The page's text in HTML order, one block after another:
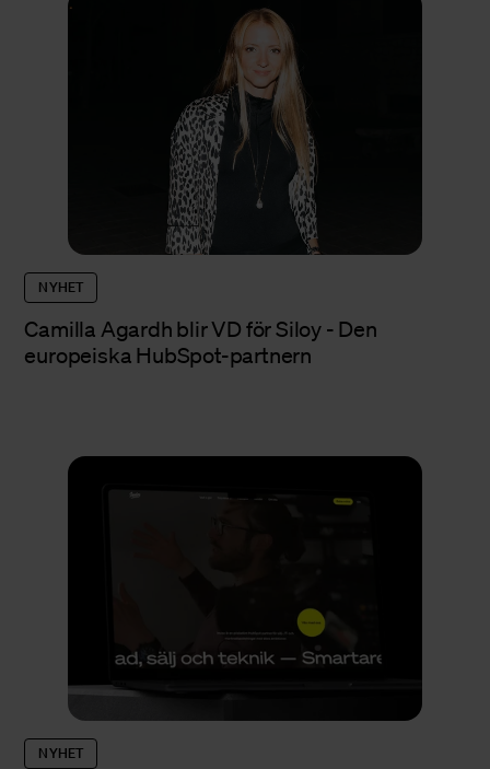
NYHET
Camilla Agardh blir VD för Siloy - Den
europeiska HubSpot-partnern
NYHET